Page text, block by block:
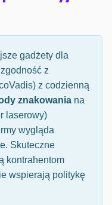
gadżety dla
z
z codzienną
znakowania na
laserowy)
wygląda
Skuteczne
kontrahentom
wspierają politykę